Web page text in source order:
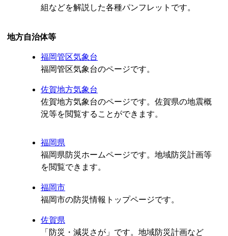
組などを解説した各種パンフレットです。
方自治体等
福岡管区気象台
福岡管区気象台のページです。
佐賀地方気象台
佐賀地方気象台のページです。佐賀県の地震概
況等を閲覧することができます。
福岡県
福岡県防災ホームページです。地域防災計画等
を閲覧できます。
福岡市
福岡市の防災情報トップページです。
佐賀県
「防災・減災さが」です。地域防災計画など